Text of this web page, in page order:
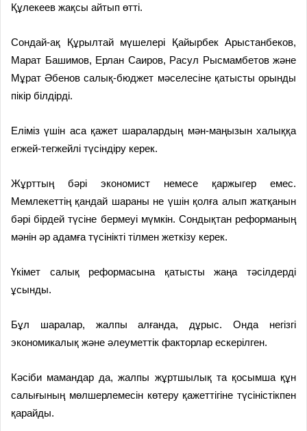
Құлекеев жақсы айтып өтті.
Сондай-ақ Құрылтай мүшелері Қайырбек Арыстанбеков,
Марат Башимов, Ерлан Саиров, Расул Рысмамбетов және
Мұрат Әбенов салық-бюджет мәселесіне қатысты орынды
пікір білдірді.
Еліміз үшін аса қажет шаралардың мән-маңызын халыққа
егжей-тегжейлі түсіндіру керек.
Жұрттың бәрі экономист немесе қаржыгер емес.
Мемлекеттің қандай шараны не үшін қолға алып жатқанын
бәрі бірдей түсіне бермеуі мүмкін. Сондықтан реформаның
мәнін әр адамға түсінікті тілмен жеткізу керек.
Үкімет салық реформасына қатысты жаңа тәсілдерді
ұсынды.
Бұл шаралар, жалпы алғанда, дұрыс. Онда негізгі
экономикалық және әлеуметтік факторлар ескерілген.
Кәсіби мамандар да, жалпы жұртшылық та қосымша құн
салығының мөлшерлемесін көтеру қажеттігіне түсіністікпен
қарайды.